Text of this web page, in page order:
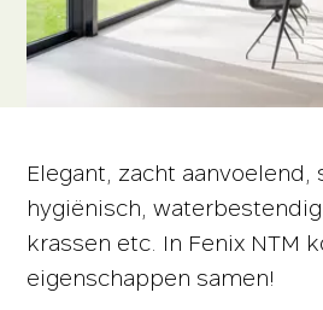
Elegant, zacht aanvoelend,
hygiënisch,
krassen etc. In Fenix NTM
eigenschappen samen!